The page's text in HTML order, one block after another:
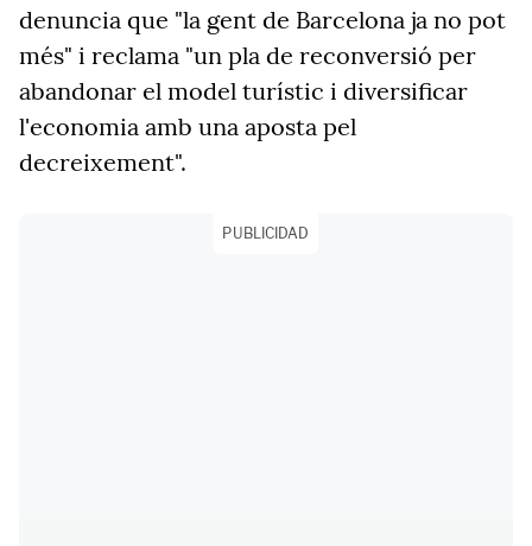
denuncia que "la gent de Barcelona ja no pot
més" i reclama "un pla de reconversió per
abandonar el model turístic i diversificar
l'economia amb una aposta pel
decreixement".
PUBLICIDAD